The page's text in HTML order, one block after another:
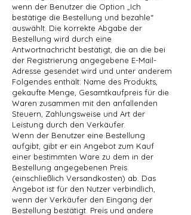
wenn der Benutzer die Option „Ich
bestätige die Bestellung und bezahle“
auswählt. Die korrekte Abgabe der
Bestellung wird durch eine
Antwortnachricht bestätigt, die an die bei
der Registrierung angegebene E-Mail-
Adresse gesendet wird und unter anderem
Folgendes enthält: Name des Produkts,
gekaufte Menge, Gesamtkaufpreis für die
Waren zusammen mit den anfallenden
Steuern, Zahlungsweise und Art der
Leistung durch den Verkäufer.
Wenn der Benutzer eine Bestellung
aufgibt, gibt er ein Angebot zum Kauf
einer bestimmten Ware zu dem in der
Bestellung angegebenen Preis
(einschließlich Versandkosten) ab. Das
Angebot ist für den Nutzer verbindlich,
wenn der Verkäufer den Eingang der
Bestellung bestätigt. Preis und andere